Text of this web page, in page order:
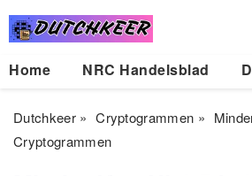
Home NRC Handelsblad
Dutchkeer» Cryptogrammen »
Cryptogrammen